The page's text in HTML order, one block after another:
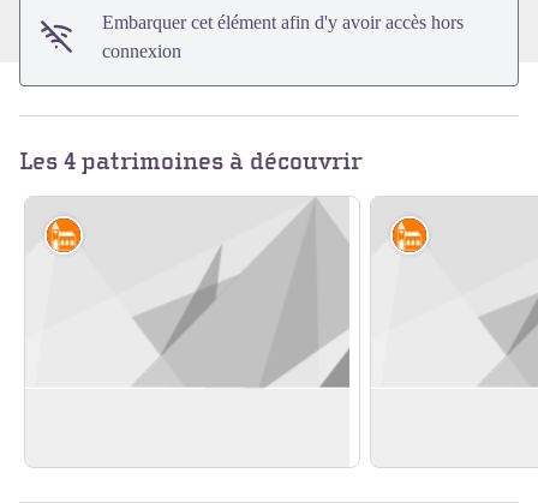
Embarquer cet élément afin d'y avoir accès hors
connexion
Les 4 patrimoines à découvrir
Voir l'image en plein écran
Édifices religieux et châteaux Édifices